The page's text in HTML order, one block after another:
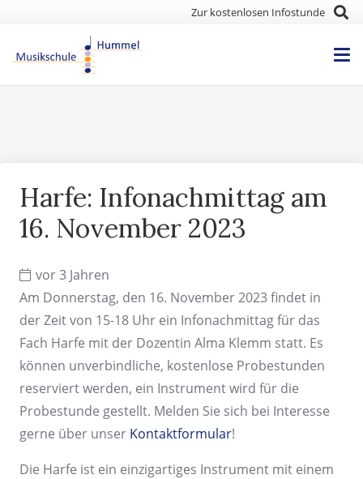
Zur kostenlosen Infostunde
Harfe: Infonachmittag am
16. November 2023
vor 3 Jahren
Am Donnerstag, den 16. November 2023 findet in
der Zeit von 15-18 Uhr ein Infonachmittag für das
Fach Harfe mit der Dozentin Alma Klemm statt. Es
können unverbindliche, kostenlose Probestunden
reserviert werden, ein Instrument wird für die
Probestunde gestellt. Melden Sie sich bei Interesse
gerne über unser Kontaktformular!
Die Harfe ist ein einzigartiges Instrument mit einem